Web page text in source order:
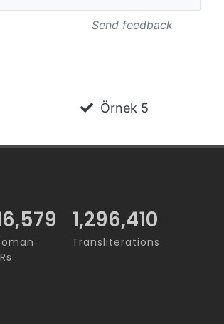
Send feedback
Örnek 5
1,296,410
Transliterations